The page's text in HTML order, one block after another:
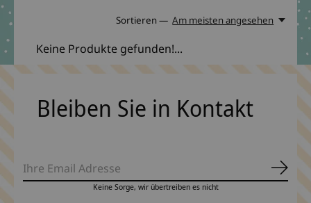
Sortieren — Am meisten angesehen
Keine Produkte gefunden!...
Bleiben Sie in Kontakt
Keine Sorge, wir übertreiben es nicht